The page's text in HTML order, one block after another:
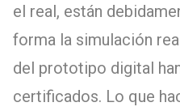
el real, están
forma la simulación
del prototipo digital
certificados. Lo que